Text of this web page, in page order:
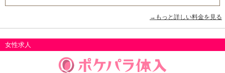
→もっと詳しい料金を見る
女性求人